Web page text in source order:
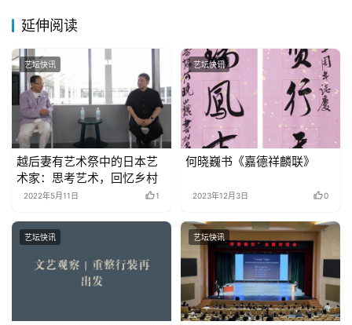
延伸阅读
艺坛快讯
越后妻有艺术祭中的日本艺
术家：思考艺术，回忆乡村
2022年5月11日 1
艺坛快讯
何晓巍书《嘉德祥麟联》
2023年12月3日 0
艺坛快讯 艺坛快讯